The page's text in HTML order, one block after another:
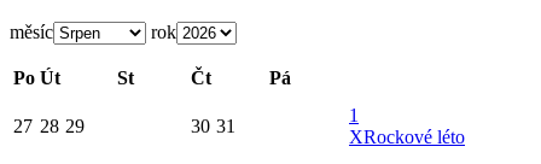
měsíc rok
Po Út St Čt Pá
27 28 29 30 31
1
XRockové léto